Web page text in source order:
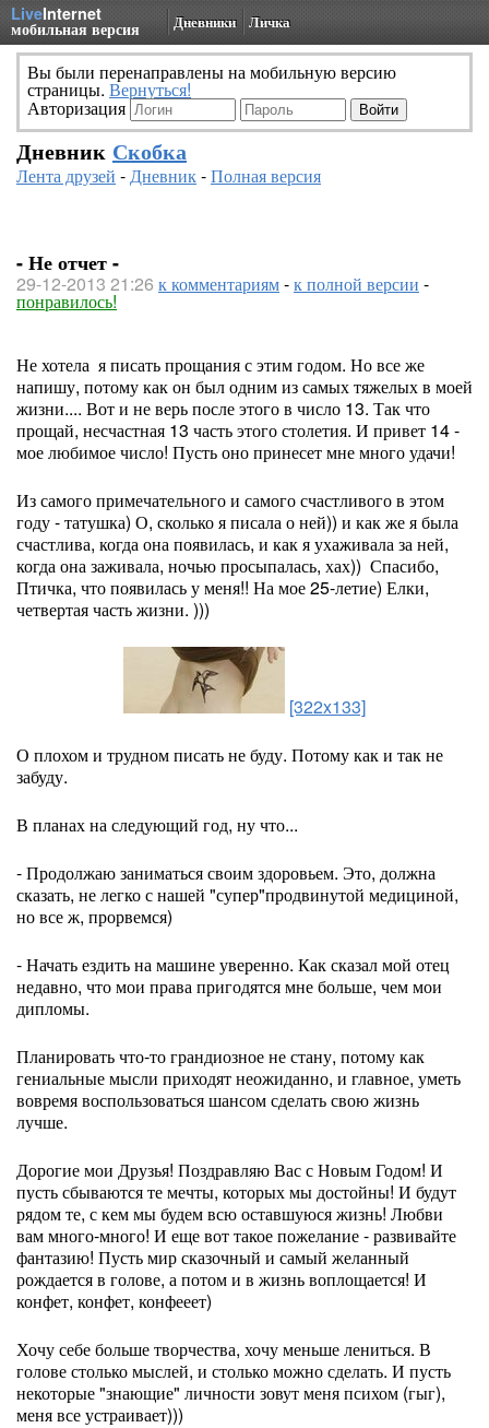
LiveInternet
мобильная версия Дневники Личка
Вы были перенаправлены на мобильную версию
страницы. Вернуться!
Авторизация
Дневник Скобка
Лента друзей -Дневник-Полная версия
- Не отчет -
29-12-2013 21:26 к комментариям-к полной версии -
понравилось!
Не хотела я писать прощания с этим годом. Но все же
напишу, потому как он был одним из самых тяжелых в моей
жизни.... Вот и не верь после этого в число 13. Так что
прощай, несчастная 13 часть этого столетия. И привет 14 -
мое любимое число! Пусть оно принесет мне много удачи!
Из самого примечательного и самого счастливого в этом
году - татушка) О, сколько я писала о ней)) и как же я была
счастлива, когда она появилась, и как я ухаживала за ней,
когда она заживала, ночью просыпалась, хах)) Спасибо,
Птичка, что появилась у меня!! На мое 25-летие) Елки,
четвертая часть жизни. )))
[322x133]
О плохом и трудном писать не буду. Потому как и так не
забуду.
В планах на следующий год, ну что...
- Продолжаю заниматься своим здоровьем. Это, должна
сказать, не легко с нашей "супер"продвинутой медициной,
но все ж, прорвемся)
- Начать ездить на машине уверенно. Как сказал мой отец
недавно, что мои права пригодятся мне больше, чем мои
дипломы.
Планировать что-то грандиозное не стану, потому как
гениальные мысли приходят неожиданно, и главное, уметь
вовремя воспользоваться шансом сделать свою жизнь
лучше.
Дорогие мои Друзья! Поздравляю Вас с Новым Годом! И
пусть сбываются те мечты, которых мы достойны! И будут
рядом те, с кем мы будем всю оставшуюся жизнь! Любви
вам много-много! И еще вот такое пожелание - развивайте
фантазию! Пусть мир сказочный и самый желанный
рождается в голове, а потом и в жизнь воплощается! И
конфет, конфет, конфееет)
Хочу себе больше творчества, хочу меньше лениться. В
голове столько мыслей, и столько можно сделать. И пусть
некоторые "знающие" личности зовут меня психом (гыг),
меня все устраивает)))